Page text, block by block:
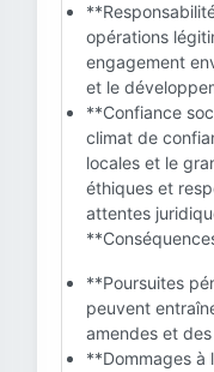
opérations
engagement
et le
**Confiance
climat de
locales et le
éthiques et
attentes
**Poursuites
peuvent
amendes et
**Dommages à